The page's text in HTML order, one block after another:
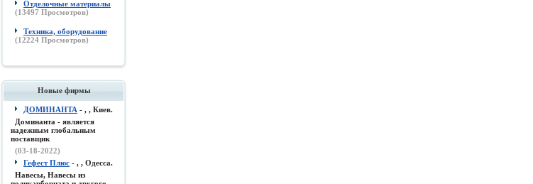
Отделочные материалы
(13497 Просмотров)
Техника, оборудование
(12224 Просмотров)
Новые фирмы
ДОМИНАНТА - , , Киев.
Доминанта - является
надежным глобальным
поставщик
(03-18-2022)
Гефест Плюс - , , Одесса.
Навесы, Навесы из